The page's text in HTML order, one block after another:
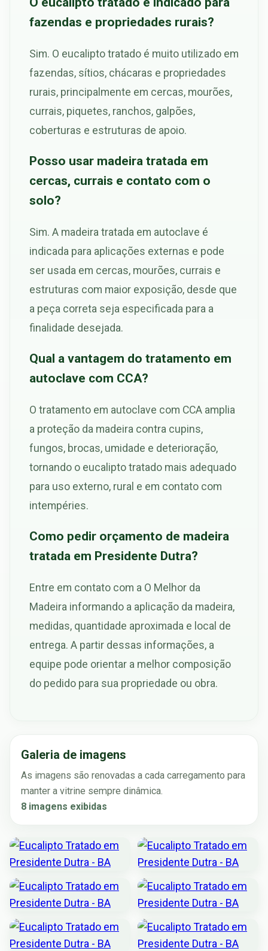
fazendas e propriedades rurais?
Sim. O eucalipto tratado é muito utilizado em
fazendas, sítios, chácaras e propriedades
rurais, principalmente em cercas, mourões,
currais, piquetes, ranchos, galpões,
coberturas e estruturas de apoio.
Posso usar madeira tratada em
cercas, currais e contato com o
solo?
Sim. A madeira tratada em autoclave é
indicada para aplicações externas e pode
ser usada em cercas, mourões, currais e
estruturas com maior exposição, desde que
a peça correta seja especificada para a
finalidade desejada.
Qual a vantagem do tratamento em
autoclave com CCA?
O tratamento em autoclave com CCA amplia
a proteção da madeira contra cupins,
fungos, brocas, umidade e deterioração,
tornando o eucalipto tratado mais adequado
para uso externo, rural e em contato com
intempéries.
Como pedir orçamento de madeira
tratada em Presidente Dutra?
Entre em contato com a O Melhor da
Madeira informando a aplicação da madeira,
medidas, quantidade aproximada e local de
entrega. A partir dessas informações, a
equipe pode orientar a melhor composição
do pedido para sua propriedade ou obra.
Galeria de imagens
As imagens são renovadas a cada carregamento para
manter a vitrine sempre dinâmica.
8 imagens exibidas